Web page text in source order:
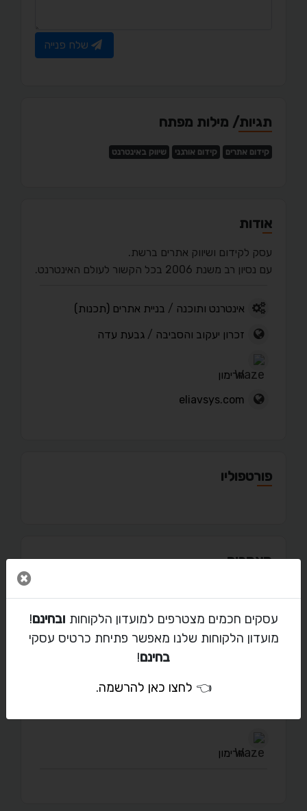
שלח פנייה
תגיות/ מילות מפתח
קידום אתרים קידום אורגני שיווק באינטרנט
אודות
עסק לקידום ושיווק אתרים ברשת.
עם נסיון רב משנת 2006 בכל הקשור לעולם האינטרנט.
אינטרנט ותוכנה / בניית אתרים (תכנות)
זכרון יעקוב והסביבה / גבעת עדה
הרימון
eliavsys.com
פורטפוליו
מאמרים
יצירת קשר עם אליאב
eliavos@yahoo.com
הרימון
עסקים חכמים מצטרפים למועדון הלקוחות ובחינם!
מועדון הלקוחות שלנו מאפשר פתיחת כרטיס עסקי
בחינם!
👈 לחצו כאן להרשמה.